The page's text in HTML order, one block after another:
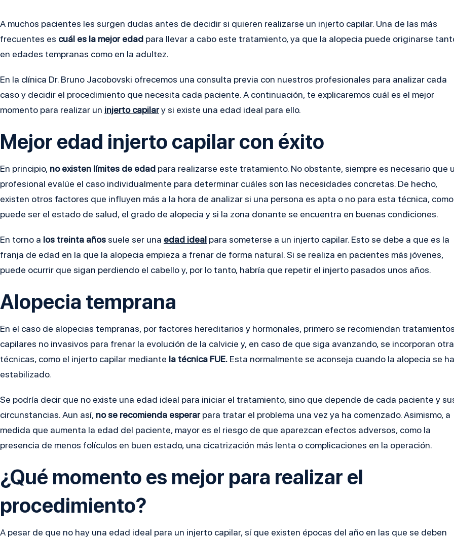
A muchos pacientes les surgen dudas antes de decidir si quieren realizarse un injerto capilar. Una de las más
frecuentes es cuál es la mejor edad para llevar a cabo este tratamiento, ya que la alopecia puede originarse
en edades tempranas como en la adultez.
En la clínica Dr. Bruno Jacobovski ofrecemos una consulta previa con nuestros profesionales para analizar cada
caso y decidir el procedimiento que necesita cada paciente. A continuación, te explicaremos cuál es el mejor
momento para realizar un injerto capilary si existe una edad ideal para ello.
Mejor edad injerto capilar con éxito
En principio, no existen límites de edad para realizarse este tratamiento. No obstante, siempre es necesario que
profesional evalúe el caso individualmente para determinar cuáles son las necesidades concretas. De hecho,
existen otros factores que influyen más a la hora de analizar si una persona es apta o no para esta técnica, como
puede ser el estado de salud, el grado de alopecia y si la zona donante se encuentra en buenas condiciones.
En torno a los treinta años suele ser una edad ideal para someterse a un injerto capilar. Esto se debe a que es la
franja de edad en la que la alopecia empieza a frenar de forma natural. Si se realiza en pacientes más jóvenes,
puede ocurrir que sigan perdiendo el cabello y, por lo tanto, habría que repetir el injerto pasados unos años.
Alopecia temprana
En el caso de alopecias tempranas, por factores hereditarios y hormonales, primero se recomiendan
capilares no invasivos para frenar la evolución de la calvicie y, en caso de que siga avanzando, se incorporan
técnicas, como el injerto capilar mediante la técnica FUE. Esta normalmente se aconseja cuando la alopecia se ha
estabilizado.
Se podría decir que no existe una edad ideal para iniciar el tratamiento, sino que depende de cada paciente y
circunstancias. Aun así, no se recomienda esperar para tratar el problema una vez ya ha comenzado. Asimismo, a
medida que aumenta la edad del paciente, mayor es el riesgo de que aparezcan efectos adversos, como la
presencia de menos folículos en buen estado, una cicatrización más lenta o complicaciones en la operación.
¿Qué momento es mejor para realizar el
procedimiento?
A pesar de que no hay una edad ideal para un injerto capilar, sí que existen épocas del año en las que se deben